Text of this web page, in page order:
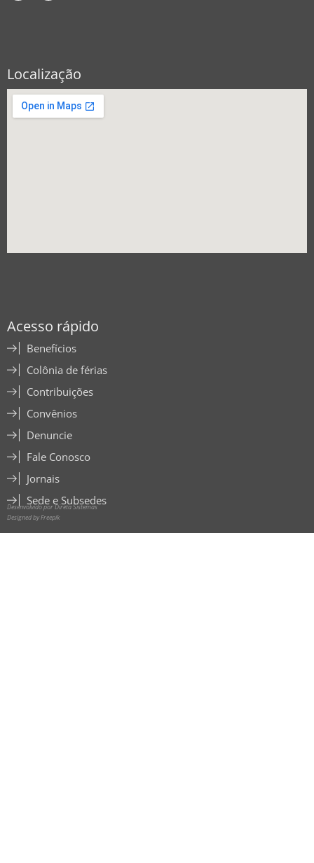
Localização
Acesso rápido
Benefícios
Colônia de férias
Contribuições
Convênios
Denuncie
Fale Conosco
Jornais
Sede e Subsedes
Desenvolvido por Direta Sistemas
Designed by Freepik